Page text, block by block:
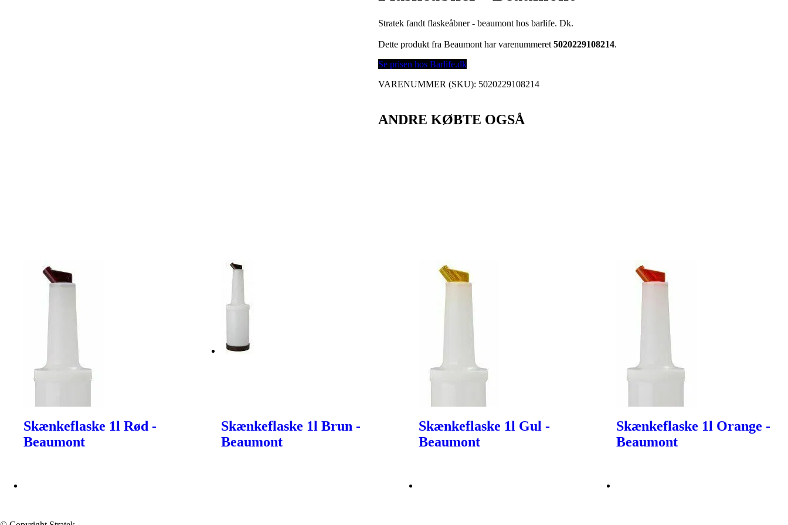
Stratek fandt flaskeåbner - beaumont hos barlife. Dk.
Dette produkt fra Beaumont har varenummeret5020229108214.
Se prisen hos Barlife.dk
VARENUMMER (SKU): 5020229108214
ANDRE KØBTE OGSÅ
Skænkeflaske 1l Rød -
Beaumont
Skænkeflaske 1l Brun -
Beaumont
Skænkeflaske 1l Gul -
Beaumont
Skænkeflaske 1l Orange -
Beaumont